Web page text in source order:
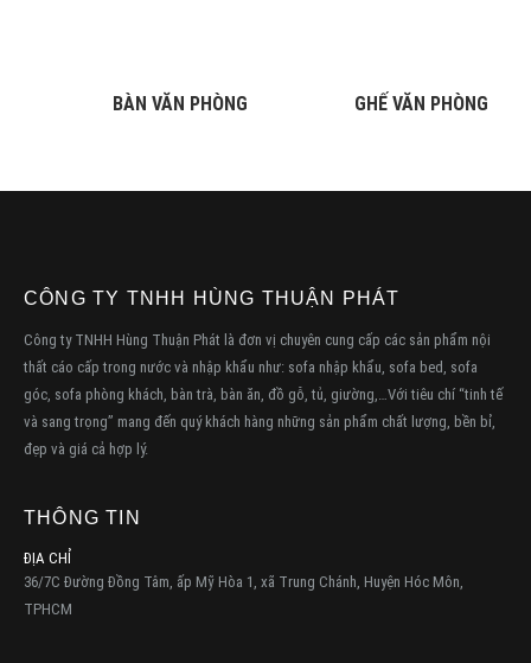
BÀN VĂN PHÒNG GHẾ VĂN PHÒNG
CÔNG TY TNHH HÙNG THUẬN PHÁT
Công ty TNHH Hùng Thuận Phát là đơn vị chuyên cung cấp các sản phẩm nội
thất cáo cấp trong nước và nhập khẩu như: sofa nhập khẩu, sofa bed, sofa
góc, sofa phòng khách, bàn trà, bàn ăn, đồ gỗ, tủ, giường,…Với tiêu chí “tinh tế
và sang trọng” mang đến quý khách hàng những sản phẩm chất lượng, bền bỉ,
đẹp và giá cả hợp lý.
THÔNG TIN
ĐỊA CHỈ
36/7C Đường Đồng Tâm, ấp Mỹ Hòa 1, xã Trung Chánh, Huyện Hóc Môn,
TPHCM